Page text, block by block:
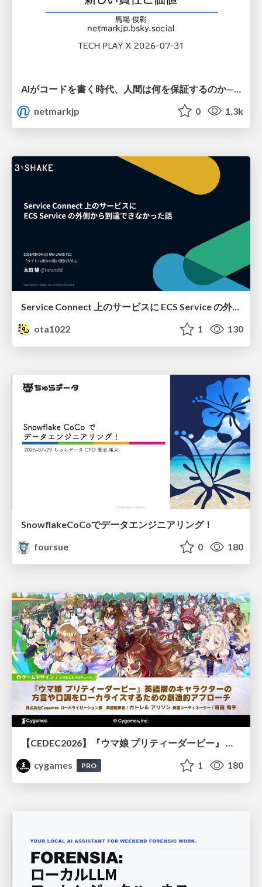
netmarkjp
0 1.3k
Service Connect 上のサービスに ECS Service の外側から到達できなかった話
ota1022
1 130
SnowflakeCoCoでデータエンジニアリング！
foursue
0 180
cygames
PRO 1 180